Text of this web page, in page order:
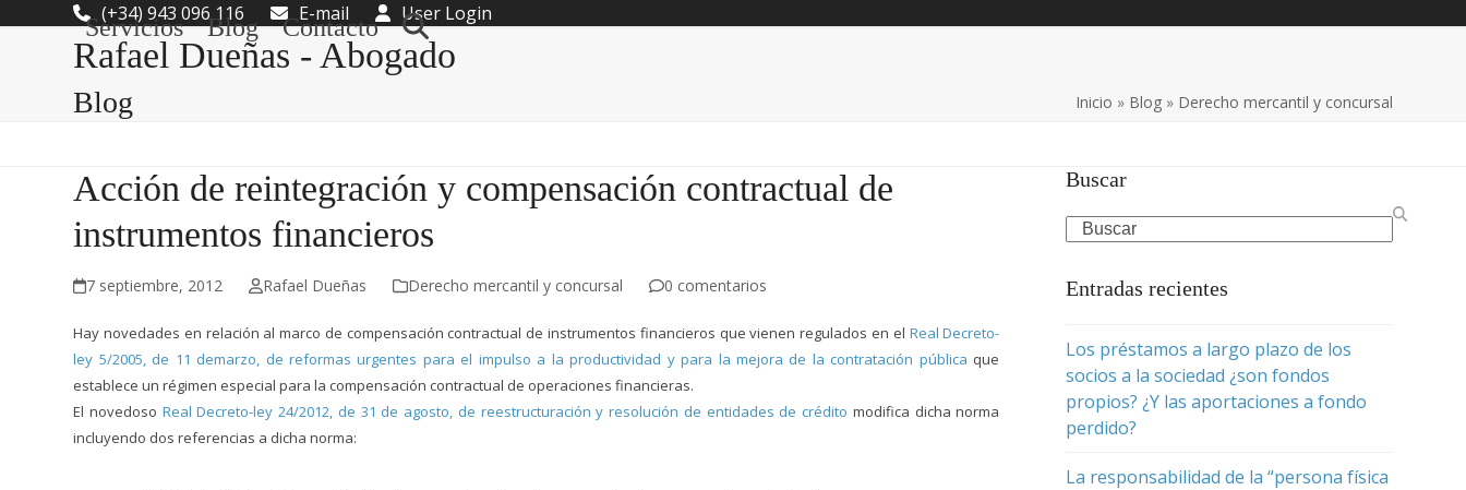
(+34) 943 096 116 E-mail User Login
Rafael Dueñas - Abogado
Servicios Blog Contacto
Blog Inicio » Blog» Derecho mercantil y concursal
Acción de reintegración y compensación contractual de
instrumentos financieros
7 septiembre, 2012 Rafael Dueñas Derecho mercantil y concursal 0 comentarios
Hay novedades en relación al marco de compensación contractual de instrumentos financieros que vienen regulados en el Real Decreto-
ley 5/2005, de 11 demarzo, de reformas urgentes para el impulso a la productividad y para la mejora de la contratación pública que
establece un régimen especial para la compensación contractual de operaciones financieras.
El novedoso Real Decreto-ley 24/2012, de 31 de agosto, de reestructuración y resolución de entidades de crédito modifica dicha norma
incluyendo dos referencias a dicha norma:
Buscar
Search
Entradas recientes
Los préstamos a largo plazo de los
socios a la sociedad ¿son fondos
propios? ¿Y las aportaciones a fondo
perdido?
La responsabilidad de la “persona física